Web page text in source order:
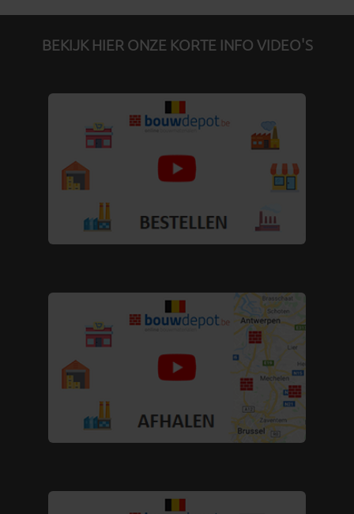
BEKIJK HIER ONZE KORTE INFO VIDEO'S